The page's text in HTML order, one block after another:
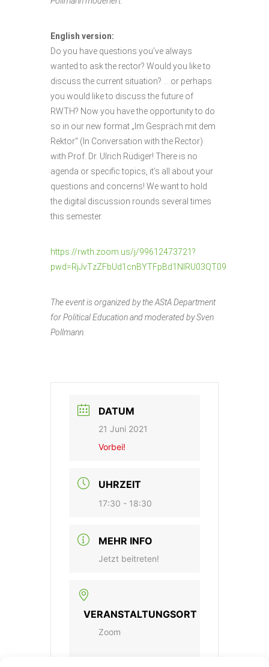
English version:
Do you have questions you’ve always
wanted to ask the rector? Would you like to
discuss the current situation? … or perhaps
you would like to discuss the future of
RWTH? Now you have the opportunity to do
so in our new format „Im Gespräch mit dem
Rektor“ (In Conversation with the Rector)
with Prof. Dr. Ulrich Rüdiger! There is no
agenda or specific topics, it’s all about your
questions and concerns! We want to hold
the digital discussion rounds several times
this semester.
https://rwth.zoom.us/j/99612473721?
pwd=RjJvTzZFbUd1cnBYTFpBd1NIRU03QT09
The event is organized by the AStA Department
for Political Education and moderated by Sven
Pollmann.
DATUM
21 Juni 2021
Vorbei!
UHRZEIT
17:30 - 18:30
MEHR INFO
Jetzt beitreten!
VERANSTALTUNGSORT
Zoom